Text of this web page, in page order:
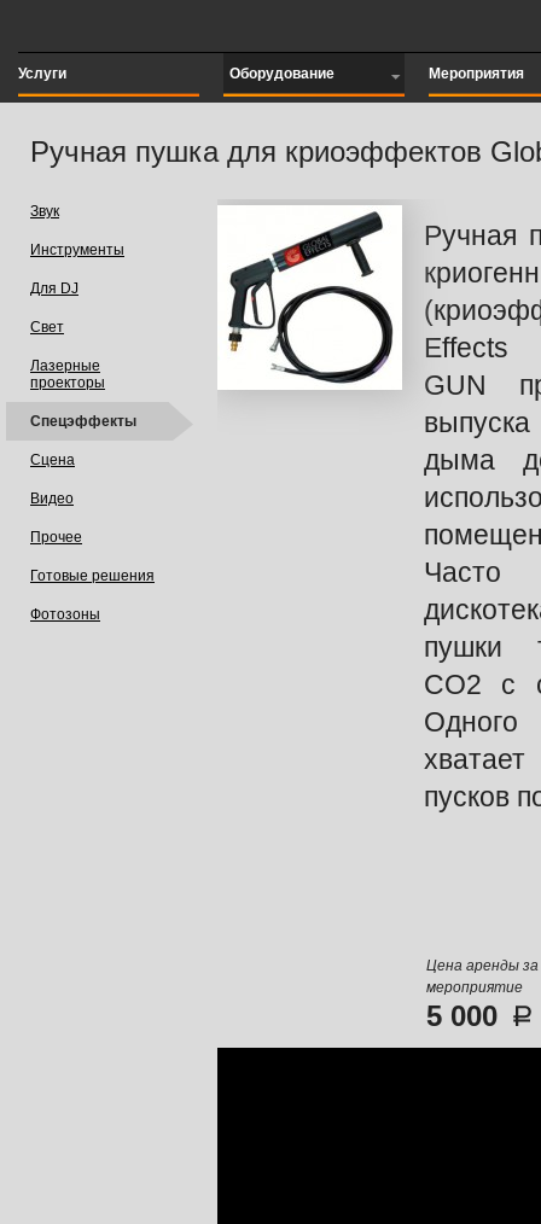
Услуги Оборудование Мероприятия
Ручная пушка для криоэффектов
Звук
Инструменты
Для DJ
Свет
Лазерные
проекторы
Спецэффекты
Сцена
Видео
Прочее
Готовые решения
Фотозоны
Ручная
GUN
дыма
Часто
пушки
СО2 с
пусков
Цена аренды за
мероприятие
5 000